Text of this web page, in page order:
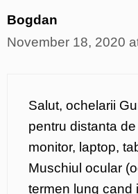
Bogdan
November 18, 2020
Salut, ochelarii
pentru distanta
monitor, laptop,
Muschiul ocular
termen lung cand